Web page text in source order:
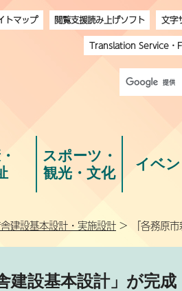
トマップ 閲覧支援読み上げソフト
文字
Translation Service・
スポーツ・
観光・文化
イベン
建設基本設計・実施設計 > 「各務原市
建設基本設計」が完成